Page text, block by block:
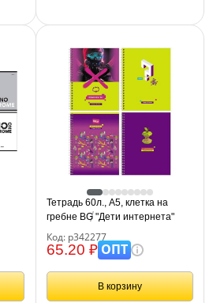
Тетрадь 60л., А5, клетка на
гребне BG "Дети интернета"
Код: р342277
65.20 ₽ОПТ
В корзину